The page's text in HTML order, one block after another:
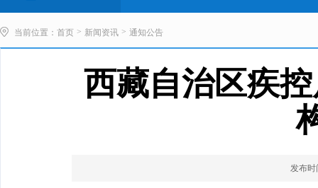
当前位置： 首页 > 新闻资讯 > 通知公告
西藏自治区疾
发布时